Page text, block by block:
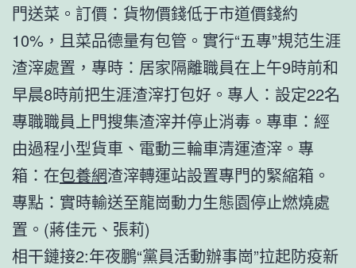
門送菜。訂價：貨物價錢低于市道價錢約
10%，且菜品德量有包管。實行“五專”規范生涯
渣滓處置，專時：居家隔離職員在上午9時前和
早晨8時前把生涯渣滓打包好。專人：設定22名
專職職員上門搜集渣滓并停止消毒。專車：經
由過程小型貨車、電動三輪車清運渣滓。專
箱：在包養網渣滓轉運站設置專門的緊縮箱。
專點：實時輸送至龍崗動力生態園停止燃燒處
置。(蔣佳元、張莉)
相干鏈接2:年夜鵬“黨員活動辦事崗”拉起防疫新